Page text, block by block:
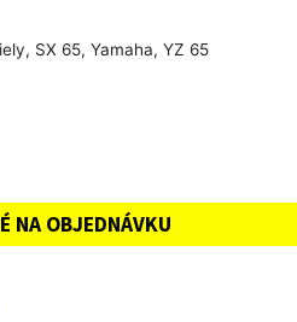
, SX 65, Yamaha, YZ 65
NA OBJEDNÁVKU